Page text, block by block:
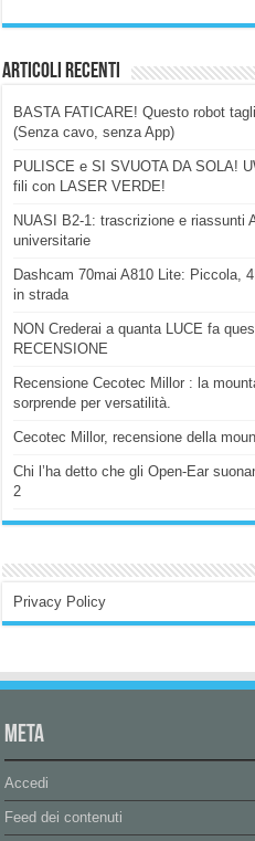
Articoli Recenti
BASTA FATICARE! Questo robot
(Senza cavo, senza App)
PULISCE e SI SVUOTA DA SOLA!
fili con LASER VERDE!
NUASI B2-1: trascrizione e riassunti
universitarie
Dashcam 70mai A810 Lite: Piccola,
in strada
NON Crederai a quanta LUCE fa
RECENSIONE
Recensione Cecotec Millor : la
sorprende per versatilità.
Cecotec Millor, recensione della
Chi l’ha detto che gli Open-Ear
2
Privacy Policy
Meta
Accedi
Feed dei contenuti